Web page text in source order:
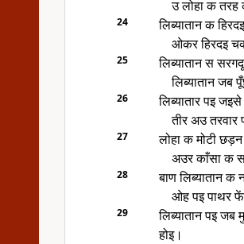
उ लोहा क तरह
24
लिब्यातान क
ओकर हिरदइ
25
लिब्यातान स
लिब्यातान जब
26
लिब्यातार पइ
तीर अउ
27
लोहा क मोटी
अउर काँसा क
28
बाण लिब्यातान क
ओह पइ पाथर
29
लिब्यातान पइ
होइ।